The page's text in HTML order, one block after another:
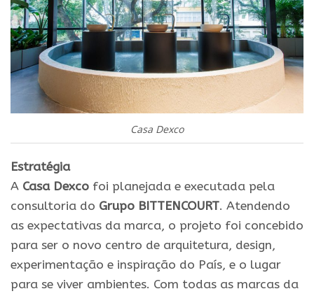
Casa Dexco
Estratégia
A Casa Dexco foi planejada e executada pela
consultoria do Grupo BITTENCOURT. Atendendo
as expectativas da marca, o projeto foi concebido
para ser o novo centro de arquitetura, design,
experimentação e inspiração do País, e o lugar
para se viver ambientes. Com todas as marcas da